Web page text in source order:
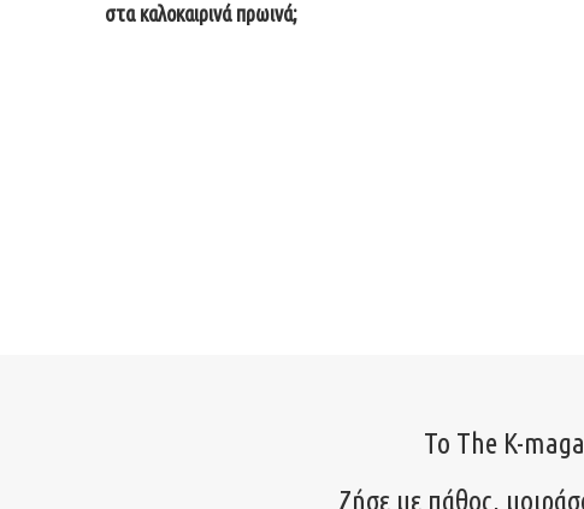
στα καλοκαιρινά πρωινά;
Το The K-
Ζήσε με πάθος,